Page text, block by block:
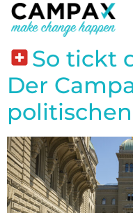
So tickt
Der